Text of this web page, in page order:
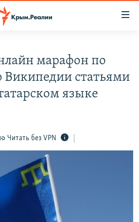
11 ИСТОРИЙ СОПРОТИВЛЕНИЯ
марафон по
статьями
языке
Читать без VPN